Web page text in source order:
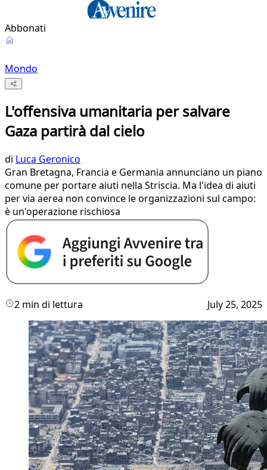
Abbonati
Mondo
L'offensiva umanitaria per salvare
Gaza partirà dal cielo
di Luca Geronico
Gran Bretagna, Francia e Germania annunciano un piano
comune per portare aiuti nella Striscia. Ma l'idea di aiuti
per via aerea non convince le organizzazioni sul campo:
è un'operazione rischiosa
2 min di lettura July 25, 2025